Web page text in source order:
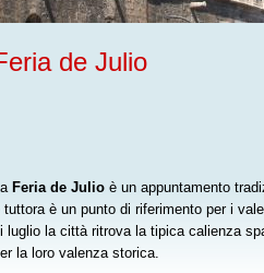
de Julio
Feria de Julio è un appuntamento
tuttora è un punto di riferimento per i
luglio la città ritrova la tipica calienza
la loro valenza storica.